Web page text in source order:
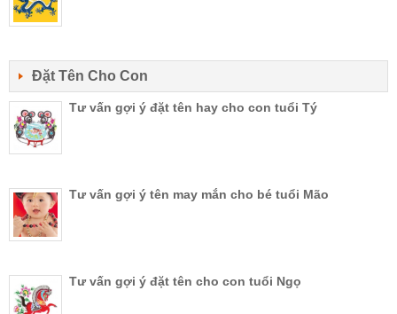
Đặt Tên Cho Con
Tư vấn gợi ý đặt tên hay cho con tuổi Tý
Tư vấn gợi ý tên may mắn cho bé tuổi Mão
Tư vấn gợi ý đặt tên cho con tuổi Ngọ